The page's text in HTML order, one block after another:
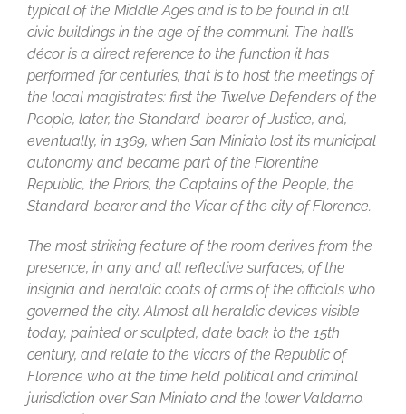
typical of the Middle Ages and is to be found in all
civic buildings in the age of the communi. The hall’s
décor is a direct reference to the function it has
performed for centuries, that is to host the meetings of
the local magistrates: first the Twelve Defenders of the
People, later, the Standard-bearer of Justice, and,
eventually, in 1369, when San Miniato lost its municipal
autonomy and became part of the Florentine
Republic, the Priors, the Captains of the People, the
Standard-bearer and the Vicar of the city of Florence.
The most striking feature of the room derives from the
presence, in any and all reflective surfaces, of the
insignia and heraldic coats of arms of the officials who
governed the city. Almost all heraldic devices visible
today, painted or sculpted, date back to the 15th
century, and relate to the vicars of the Republic of
Florence who at the time held political and criminal
jurisdiction over San Miniato and the lower Valdarno.